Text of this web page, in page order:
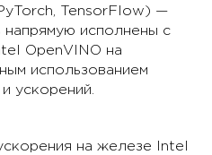
TensorFlow) —
напрямую исполнены с
OpenVINO на
использованием
ускорений.
на железе Intel